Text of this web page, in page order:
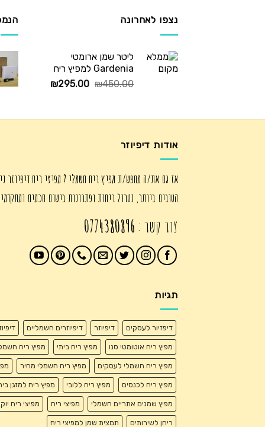
נצפו לאחרונה
ליטר שמן ארומטי
Gardenia למפיץ ריח
₪450.00
המחיר
₪450.00.
₪295.00
המחיר
₪295.00.
אודות דיפיוזר
אז גם את/ה מחפש/ת מפיץ ריח חשמלי ? מפיצי ריח דיפיוזר
הטובים ביותר, נטרול ריחות ופתרונות בישום חכמים
צור קשר : 0774380896
תגיות
דיפזיור לעסקים דיפיוזר דיפיוזרים חשמליים
מפיץ ריח אוטומטי סנו מפיץ ריח ביתי מפיץ ריח
מפיץ ריח חשמלי לעסקים מפיץ ריח חשמלי מחיר
מפיץ ריח לכנסים מפיץ ריח ללובי מפיץ ריח למזגן
מפיץ שמנים אתריים חשמלי מפיצי ריח מפיצי ריח
ריחן לשירותים תמצית שמן למפיצי ריח